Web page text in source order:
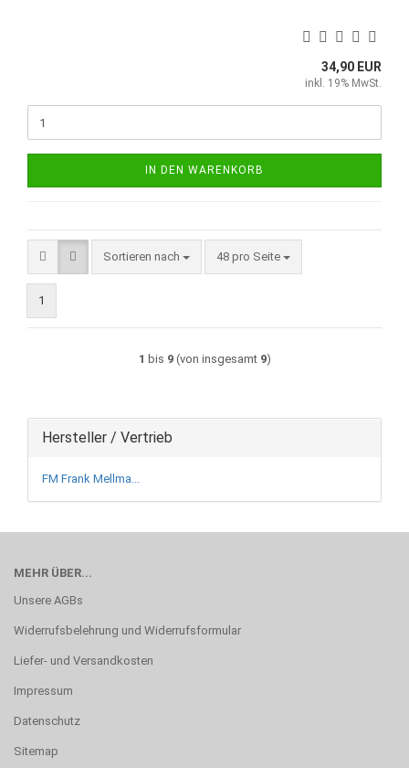
34,90 EUR
inkl. 19% MwSt.
IN DEN WARENKORB
Sortieren nach
Sortieren nach 48 pro Seite
pro Seite
1
1 bis 9(von insgesamt 9)
Hersteller / Vertrieb
FM Frank Mellma...
MEHR ÜBER...
Unsere AGBs
Widerrufsbelehrung und Widerrufsformular
Liefer- und Versandkosten
Impressum
Datenschutz
Sitemap